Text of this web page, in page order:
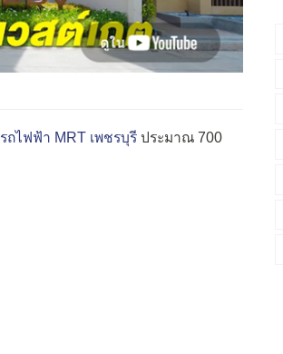
รถไฟฟ้า MRT เพชรบุรี ประมาณ 700